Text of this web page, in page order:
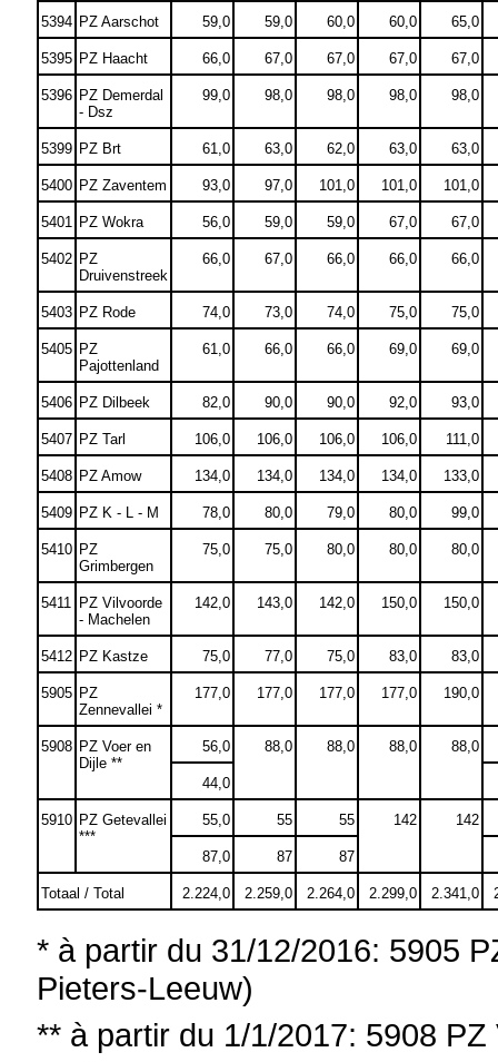
5394 PZ Aarschot 59,0 59,0 60,0 60,0 65,0
5395 PZ Haacht 66,0 67,0 67,0 67,0 67,0
5396 PZ Demerdal
- Dsz
99,0 98,0 98,0 98,0 98,0
5399 PZ Brt 61,0 63,0 62,0 63,0 63,0
5400 PZ Zaventem 93,0 97,0 101,0 101,0 101,0
5401 PZ Wokra 56,0 59,0 59,0 67,0 67,0
5402 PZ
Druivenstreek
66,0 67,0 66,0 66,0 66,0
5403 PZ Rode 74,0 73,0 74,0 75,0 75,0
5405 PZ
Pajottenland
61,0 66,0 66,0 69,0 69,0
5406 PZ Dilbeek 82,0 90,0 90,0 92,0 93,0
5407 PZ Tarl 106,0 106,0 106,0 106,0 111,0
5408 PZ Amow 134,0 134,0 134,0 134,0 133,0
5409 PZ K - L - M 78,0 80,0 79,0 80,0 99,0
5410 PZ
Grimbergen
75,0 75,0 80,0 80,0 80,0
5411 PZ Vilvoorde
- Machelen
142,0 143,0 142,0 150,0 150,0
5412 PZ Kastze 75,0 77,0 75,0 83,0 83,0
5905 PZ
Zennevallei *
177,0 177,0 177,0 177,0 190,0
5908 PZ Voer en
Dijle **
56,0 88,0 88,0 88,0 88,0
44,0
5910 PZ Getevallei
***
55,0 55 55 142 142
87,0 87 87
Totaal / Total 2.224,0 2.259,0 2.264,0 2.299,0 2.341,0
* à partir du 31/12/2016: 5905
Pieters-Leeuw)
** à partir du 1/1/2017: 5908